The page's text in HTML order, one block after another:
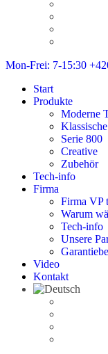
Mon-Frei: 7-15:30
Start
Produkte
Moderne
Serie 800
Creative
Zubehör
Tech-info
Firma
Firma VP
Warum
Tech-info
Unsere
Video
Kontakt